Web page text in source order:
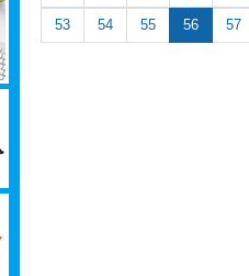
53 54 55 56 57